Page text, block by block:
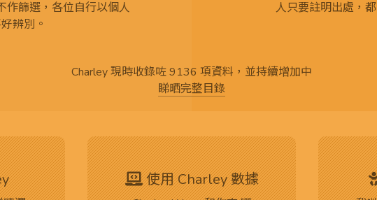
作篩選，各位自行以個人
辨別。
人只要註明出處，
Charley 現時收錄咗 9136 項資料，並持續增加中
睇晒完整目錄
使用 Charley 數據